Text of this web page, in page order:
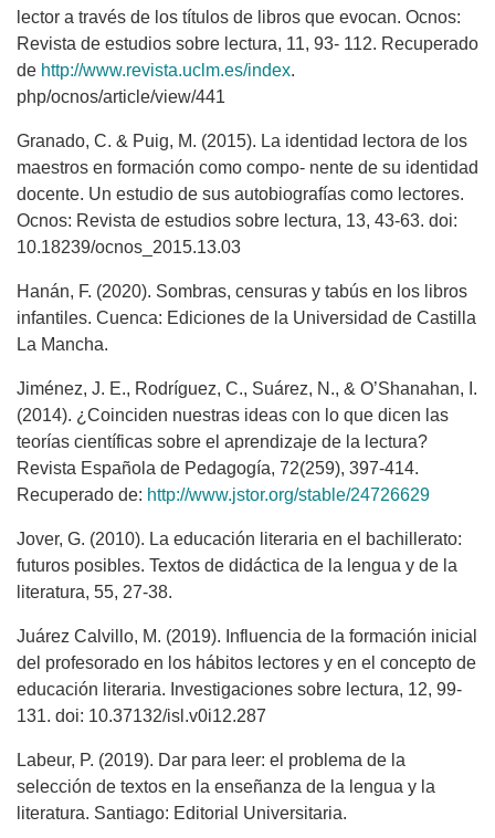
lector a través de los títulos de libros que evocan. Ocnos:
Revista de estudios sobre lectura, 11, 93- 112. Recuperado
de http://www.revista.uclm.es/index.
php/ocnos/article/view/441
Granado, C. & Puig, M. (2015). La identidad lectora de los
maestros en formación como compo- nente de su identidad
docente. Un estudio de sus autobiografías como lectores.
Ocnos: Revista de estudios sobre lectura, 13, 43-63. doi:
10.18239/ocnos_2015.13.03
Hanán, F. (2020). Sombras, censuras y tabús en los libros
infantiles. Cuenca: Ediciones de la Universidad de Castilla
La Mancha.
Jiménez, J. E., Rodríguez, C., Suárez, N., & O’Shanahan, I.
(2014). ¿Coinciden nuestras ideas con lo que dicen las
teorías científicas sobre el aprendizaje de la lectura?
Revista Española de Pedagogía, 72(259), 397-414.
Recuperado de: http://www.jstor.org/stable/24726629
Jover, G. (2010). La educación literaria en el bachillerato:
futuros posibles. Textos de didáctica de la lengua y de la
literatura, 55, 27-38.
Juárez Calvillo, M. (2019). Influencia de la formación inicial
del profesorado en los hábitos lectores y en el concepto de
educación literaria. Investigaciones sobre lectura, 12, 99-
131. doi: 10.37132/isl.v0i12.287
Labeur, P. (2019). Dar para leer: el problema de la
selección de textos en la enseñanza de la lengua y la
literatura. Santiago: Editorial Universitaria.